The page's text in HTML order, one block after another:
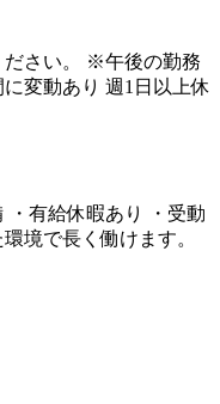
ださい。 ※午後の勤務
変動あり 週1日以上休
・有給休暇あり ・受動
境で長く働けます。